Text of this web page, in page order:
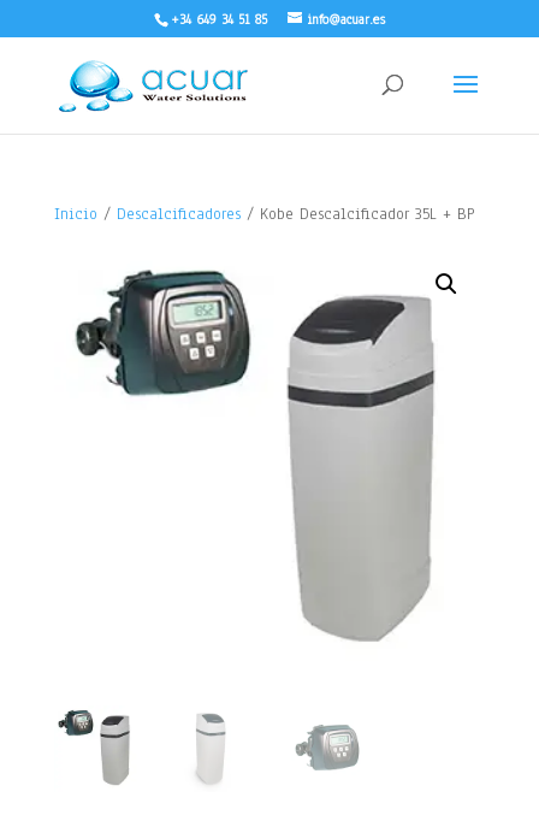
+34 649 34 51 85 info@acuar.es
Inicio / Descalcificadores/ Kobe Descalcificador 35L + BP